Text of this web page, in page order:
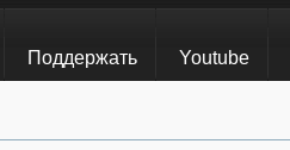
Поддержать Youtube